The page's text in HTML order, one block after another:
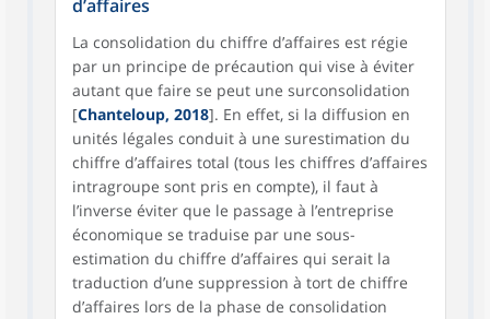
d’affaires
La consolidation du chiffre d’affaires est régie
par un principe de précaution qui vise à éviter
autant que faire se peut une surconsolidation
[Chanteloup, 2018]. En effet, si la diffusion en
unités légales conduit à une surestimation du
chiffre d’affaires total (tous les chiffres d’affaires
intragroupe sont pris en compte), il faut à
l’inverse éviter que le passage à l’entreprise
économique se traduise par une sous-
estimation du chiffre d’affaires qui serait la
traduction d’une suppression à tort de chiffre
d’affaires lors de la phase de consolidation